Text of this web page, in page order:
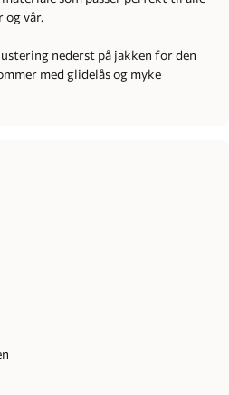
og vår.
nederst på jakken for den
med glidelås og myke